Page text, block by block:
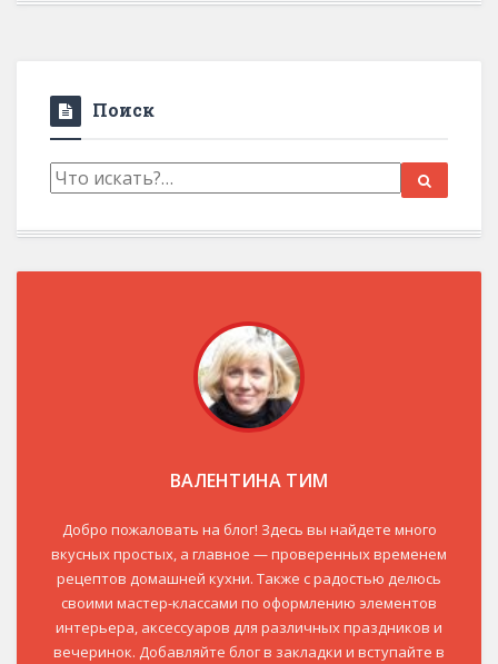
Поиск
ВАЛЕНТИНА ТИМ
Добро пожаловать на блог! Здесь вы найдете много
вкусных простых, а главное — проверенных временем
рецептов домашней кухни. Также с радостью делюсь
своими мастер-классами по оформлению элементов
интерьера, аксессуаров для различных праздников и
вечеринок. Добавляйте блог в закладки и вступайте в